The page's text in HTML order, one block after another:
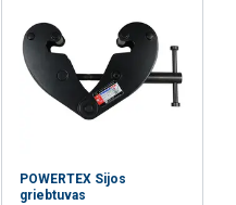
POWERTEX Sijos
griebtuvas